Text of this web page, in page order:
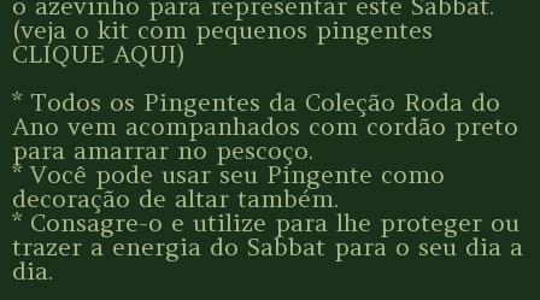
(veja o kit com pequenos pingentes
CLIQUE AQUI)
* Todos os Pingentes da Coleção Roda do
Ano vem acompanhados com cordão preto
para amarrar no pescoço.
* Você pode usar seu Pingente como
decoração de altar também.
* Consagre-o e utilize para lhe proteger ou
trazer a energia do Sabbat para o seu dia a
dia.